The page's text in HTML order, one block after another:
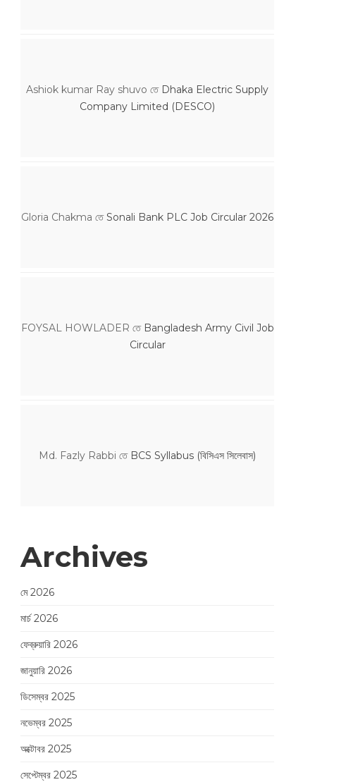
Ashiok kumar Ray shuvo তে Dhaka Electric Supply
Company Limited (DESCO)
Gloria Chakma তেSonali Bank PLC Job Circular 2026
FOYSAL HOWLADER তে Bangladesh Army Civil Job
Circular
Md. Fazly Rabbi তে BCS Syllabus (বিসিএস সিলেবাস)
Archives
মে 2026
মার্চ 2026
ফেব্রুয়ারি 2026
জানুয়ারি 2026
ডিসেম্বর 2025
নভেম্বর 2025
অক্টোবর 2025
সেপ্টেম্বর 2025